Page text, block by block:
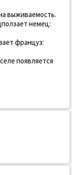
выживаемость.
немец:
француз:
появляется